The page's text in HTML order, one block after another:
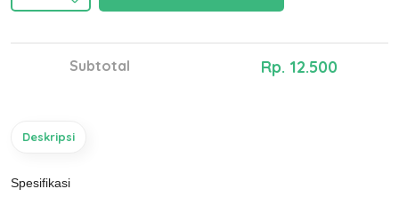
Subtotal Rp. 12.500
Deskripsi
Spesifikasi